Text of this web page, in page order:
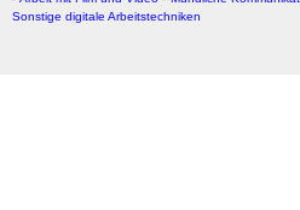
Sonstige digitale Arbeitstechniken